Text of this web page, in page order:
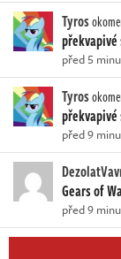
Tyros
před 5
Tyros
před 9
Gears of
před 9